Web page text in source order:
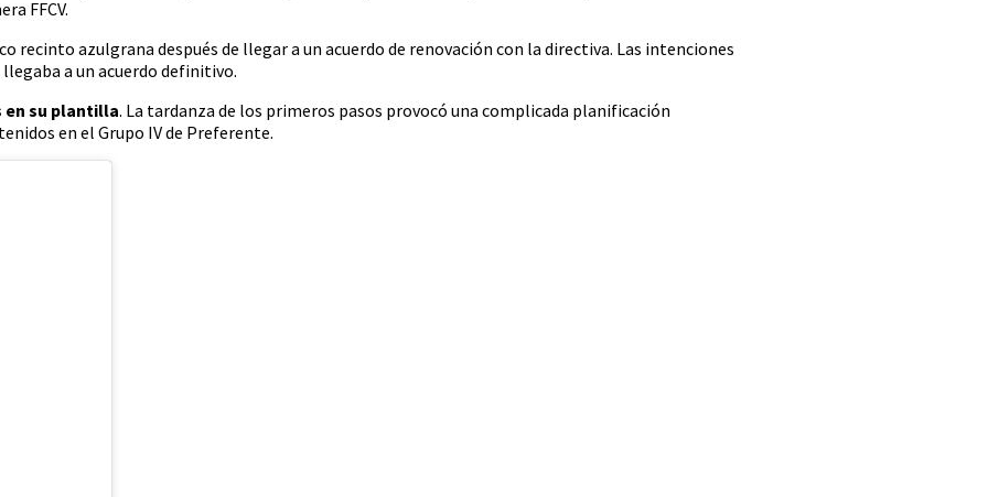
FFCV.
recinto azulgrana después de llegar a un acuerdo de renovación con la directiva. Las intenciones
a un acuerdo definitivo.
su plantilla. La tardanza de los primeros pasos provocó una complicada planificación
en el Grupo IV de Preferente.